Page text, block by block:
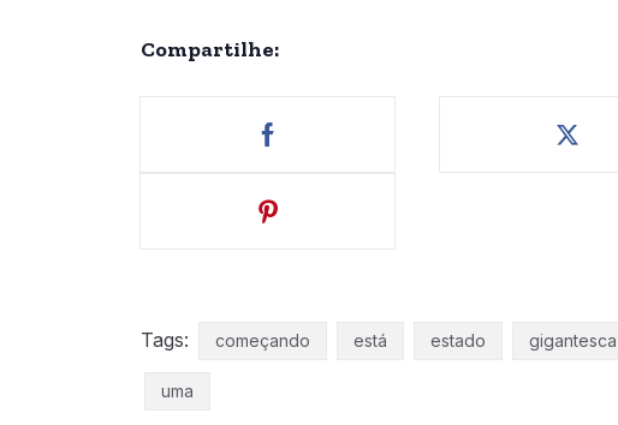
Compartilhe:
Tags: começando está estado gigantesca
uma